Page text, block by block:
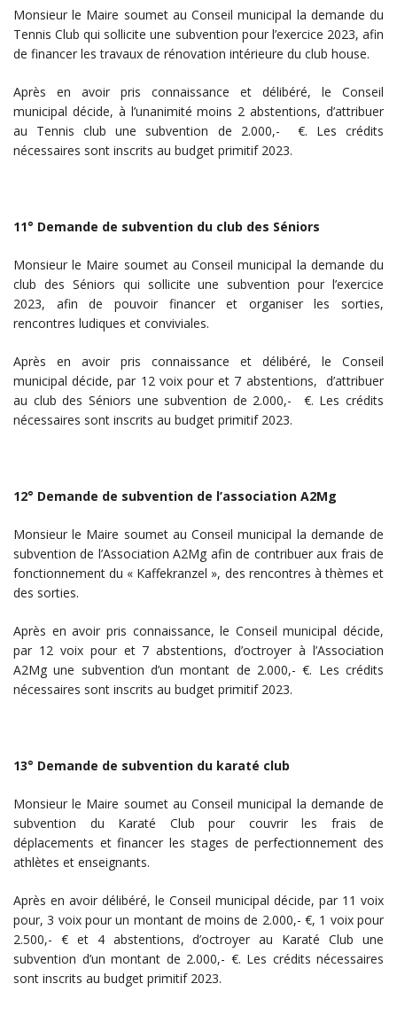
Monsieur le Maire soumet au Conseil municipal la demande du
Tennis Club qui sollicite une subvention pour l’exercice 2023, afin
de financer les travaux de rénovation intérieure du club house.
Après en avoir pris connaissance et délibéré, le Conseil
municipal décide, à l’unanimité moins 2 abstentions, d’attribuer
au Tennis club une subvention de 2.000,- €. Les crédits
nécessaires sont inscrits au budget primitif 2023.
11° Demande de subvention du club des Séniors
Monsieur le Maire soumet au Conseil municipal la demande du
club des Séniors qui sollicite une subvention pour l’exercice
2023, afin de pouvoir financer et organiser les sorties,
rencontres ludiques et conviviales.
Après en avoir pris connaissance et délibéré, le Conseil
municipal décide, par 12 voix pour et 7 abstentions, d’attribuer
au club des Séniors une subvention de 2.000,- €. Les crédits
nécessaires sont inscrits au budget primitif 2023.
12° Demande de subvention de l’association A2Mg
Monsieur le Maire soumet au Conseil municipal la demande de
subvention de l’Association A2Mg afin de contribuer aux frais de
fonctionnement du « Kaffekranzel », des rencontres à thèmes et
des sorties.
Après en avoir pris connaissance, le Conseil municipal décide,
par 12 voix pour et 7 abstentions, d’octroyer à l’Association
A2Mg une subvention d’un montant de 2.000,- €. Les crédits
nécessaires sont inscrits au budget primitif 2023.
13° Demande de subvention du karaté club
Monsieur le Maire soumet au Conseil municipal la demande de
subvention du Karaté Club pour couvrir les frais de
déplacements et financer les stages de perfectionnement des
athlètes et enseignants.
Après en avoir délibéré, le Conseil municipal décide, par 11 voix
pour, 3 voix pour un montant de moins de 2.000,- €, 1 voix pour
2.500,- € et 4 abstentions, d’octroyer au Karaté Club une
subvention d’un montant de 2.000,- €. Les crédits nécessaires
sont inscrits au budget primitif 2023.